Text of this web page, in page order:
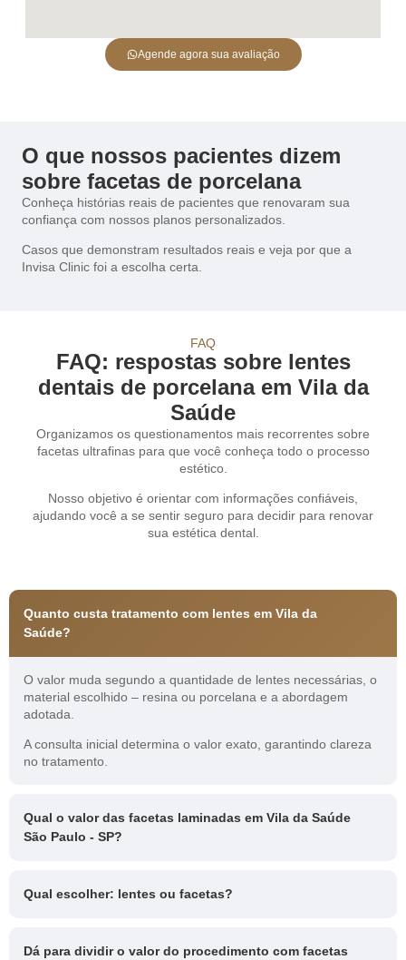
Agende agora sua avaliação
O que nossos pacientes dizem
sobre facetas de porcelana
Conheça histórias reais de pacientes que renovaram sua
confiança com nossos planos personalizados.
Casos que demonstram resultados reais e veja por que a
Invisa Clinic foi a escolha certa.
FAQ
FAQ: respostas sobre lentes
dentais de porcelana em Vila da
Saúde
Organizamos os questionamentos mais recorrentes sobre
facetas ultrafinas para que você conheça todo o processo
estético.
Nosso objetivo é orientar com informações confiáveis,
ajudando você a se sentir seguro para decidir para renovar
sua estética dental.
Quanto custa tratamento com lentes em Vila da
Saúde?
O valor muda segundo a quantidade de lentes necessárias, o
material escolhido – resina ou porcelana e a abordagem
adotada.
A consulta inicial determina o valor exato, garantindo clareza
no tratamento.
Qual o valor das facetas laminadas em Vila da Saúde
São Paulo - SP?
Qual escolher: lentes ou facetas?
Dá para dividir o valor do procedimento com facetas